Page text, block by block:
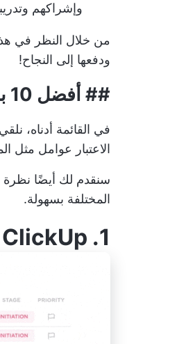
وإشراكهم
من خلال النظر في
ودفعها إلى النجاح!
## أفضل 10 برامج لإدارة العمليات لاستخدامها في عام 2024
الاعتبار عوامل مثل
سنقدم لك أيضًا نظرة
المختلفة بسهولة.
1.
ClickUp